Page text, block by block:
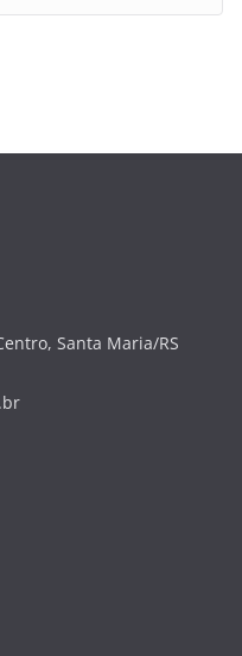
Santa Maria/RS